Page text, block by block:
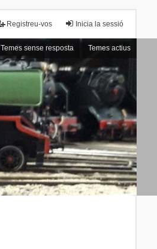
Inicia la sessió
Registreu-vos
Temes sense resposta Temes actius